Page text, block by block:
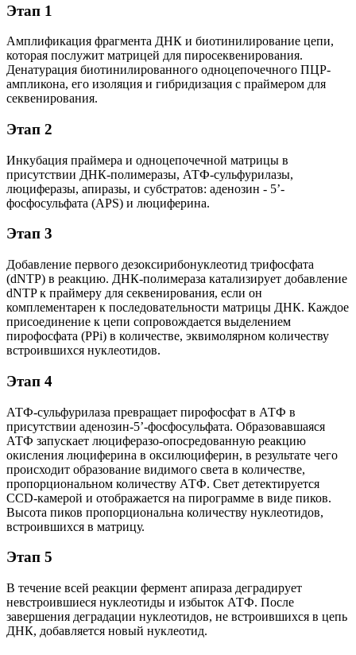
Этап 1
Амплификация фрагмента ДНК и биотинилирование цепи,
которая послужит матрицей для пиросеквенирования.
Денатурация биотинилированного одноцепочечного ПЦР-
ампликона, его изоляция и гибридизация с праймером для
секвенирования.
Этап 2
Инкубация праймера и одноцепочечной матрицы в
присутствии ДНК-полимеразы, АТФ-сульфурилазы,
люциферазы, апиразы, и субстратов: аденозин - 5’-
фосфосульфата (APS) и люциферина.
Этап 3
Добавление первого дезоксирибонуклеотид трифосфата
(dNTP) в реакцию. ДНК-полимераза катализирует добавление
dNTP к праймеру для секвенирования, если он
комплементарен к последовательности матрицы ДНК. Каждое
присоединение к цепи сопровождается выделением
пирофосфата (PPi) в количестве, эквимолярном количеству
встроившихся нуклеотидов.
Этап 4
АТФ-сульфурилаза превращает пирофосфат в АТФ в
присутствии аденозин-5’-фосфосульфата. Образовавшаяся
АТФ запускает люциферазо-опосредованную реакцию
окисления люциферина в оксилюциферин, в результате чего
происходит образование видимого света в количестве,
пропорциональном количеству АТФ. Свет детектируется
CCD-камерой и отображается на пирограмме в виде пиков.
Высота пиков пропорциональна количеству нуклеотидов,
встроившихся в матрицу.
Этап 5
В течение всей реакции фермент апираза деградирует
невстроившиеся нуклеотиды и избыток АТФ. После
завершения деградации нуклеотидов, не встроившихся в цепь
ДНК, добавляется новый нуклеотид.